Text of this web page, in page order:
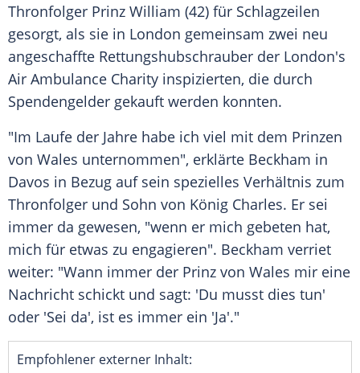
Thronfolger Prinz William (42) für Schlagzeilen
gesorgt, als sie in London gemeinsam zwei neu
angeschaffte Rettungshubschrauber der London's
Air Ambulance Charity inspizierten, die durch
Spendengelder gekauft werden konnten.
"Im Laufe der Jahre habe ich viel mit dem Prinzen
von Wales unternommen", erklärte Beckham in
Davos in Bezug auf sein spezielles Verhältnis zum
Thronfolger und Sohn von König Charles. Er sei
immer da gewesen, "wenn er mich gebeten hat,
mich für etwas zu engagieren". Beckham verriet
weiter: "Wann immer der Prinz von Wales mir eine
Nachricht schickt und sagt: 'Du musst dies tun'
oder 'Sei da', ist es immer ein 'Ja'."
Empfohlener externer Inhalt: